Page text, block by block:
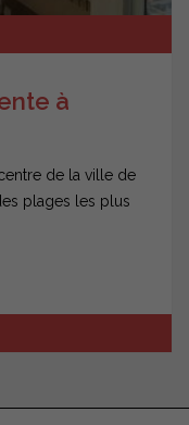
à
de la ville de
plages les plus